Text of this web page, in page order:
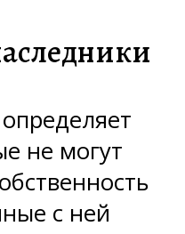
не могут
с ней